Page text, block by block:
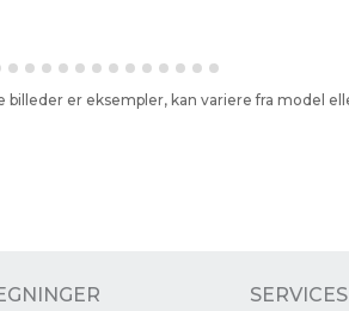
billeder er eksempler, kan variere fra model